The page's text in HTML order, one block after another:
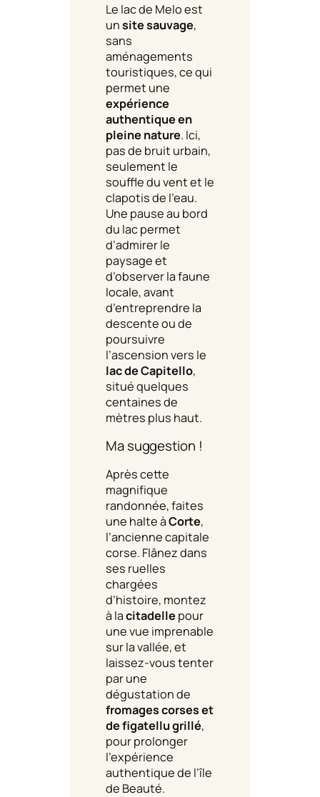
Le lac de Melo est
unsite sauvage,
sans
aménagements
touristiques, ce qui
permet une
expérience
authentique en
pleine nature. Ici,
pas de bruit urbain,
seulement le
souffle du vent et le
clapotis de l’eau.
Une pause au bord
du lac permet
d’admirer le
paysage et
d’observer la faune
locale, avant
d’entreprendre la
descente ou de
poursuivre
l’ascension vers le
lac de Capitello,
situé quelques
centaines de
mètres plus haut.
Ma suggestion !
Après cette
magnifique
randonnée, faites
une halte àCorte,
l’ancienne capitale
corse. Flânez dans
ses ruelles
chargées
d’histoire, montez
à lacitadelle pour
une vue imprenable
sur la vallée, et
laissez-vous tenter
par une
dégustation de
fromages corses et
de figatellu grillé,
pour prolonger
l’expérience
authentique de l’île
de Beauté.